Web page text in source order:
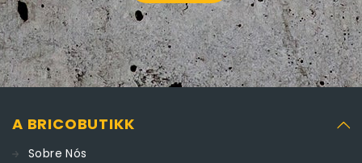
A BRICOBUTIKK
Sobre Nós